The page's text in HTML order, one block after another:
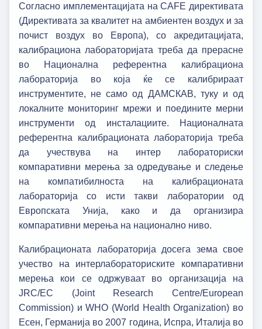
Согласно имплементацијата на CAFЕ директивата
(Директивата за квалитет на амбиентен воздух и за
почист воздух во Европа), со акредитацијата,
калибрациона лабораторијата треба да прерасне
во Национална референтна калибрациона
лабораторија во која ќе се калибрираат
инструментите, не само од ДАМСКАВ, туку и од
локалните мониторинг мрежи и поедините мерни
инструменти од инсталациите. Националната
референтна калибрационата лабораторија треба
да учествува на интер лабораториски
компаративни мерења за одредување и следење
на компатибилноста на калибрационата
лабораторија со исти такви лаборатории од
Европската Унија, како и да организира
компаративни мерења на национално ниво.
Калибрационата лабораторија досега зема свое
учество на интерлабораториските компаративни
мерења кои се одржуваат во организација на
JRC/EC (Joint Research Centre/European
Commission) и WHO (World Health Organization) во
Есен, Германија во 2007 година, Испра, Италија во